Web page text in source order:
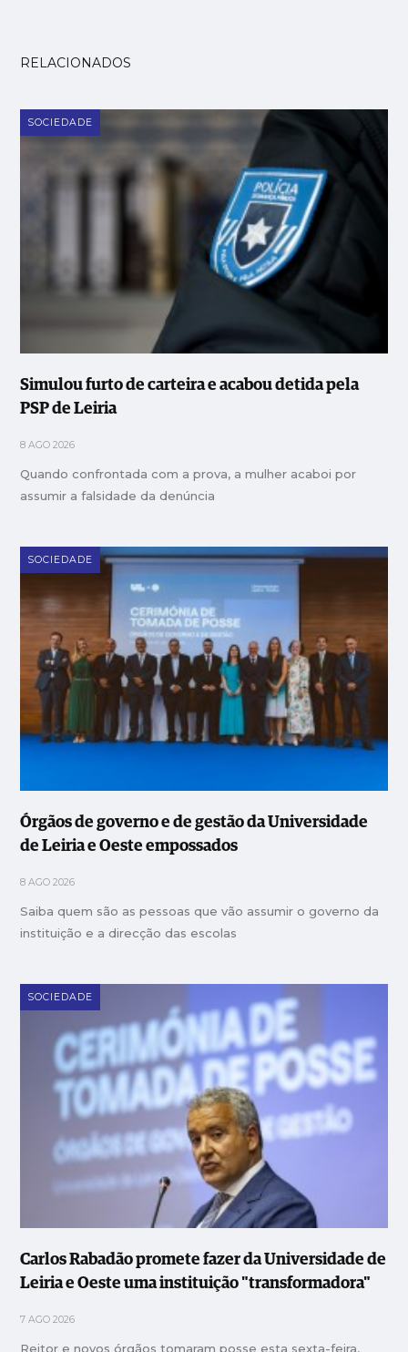
RELACIONADOS
SOCIEDADE
Simulou furto de carteira e acabou detida pela
PSP de Leiria
8 AGO 2026
Quando confrontada com a prova, a mulher acaboi por
assumir a falsidade da denúncia
SOCIEDADE
Órgãos de governo e de gestão da Universidade
de Leiria e Oeste empossados
8 AGO 2026
Saiba quem são as pessoas que vão assumir o governo da
instituição e a direcção das escolas
SOCIEDADE
Carlos Rabadão promete fazer da Universidade de
Leiria e Oeste uma instituição "transformadora"
7 AGO 2026
Reitor e novos órgãos tomaram posse esta sexta-feira,